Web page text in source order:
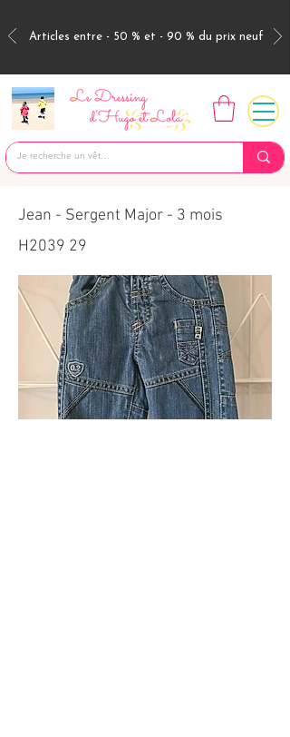
Articles entre - 50 % et - 90 % du prix neuf
Jean - Sergent Major - 3 mois
H2039 29